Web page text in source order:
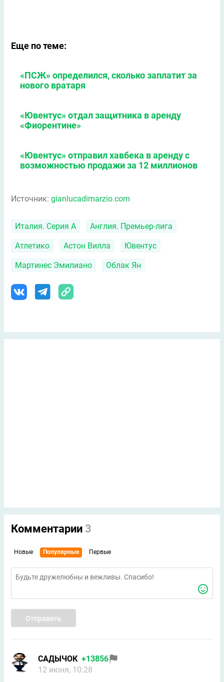
Еще по теме:
«ПСЖ» определился, сколько заплатит за
нового вратаря
«Ювентус» отдал защитника в аренду
«Фиорентине»
«Ювентус» отправил хавбека в аренду с
возможностью продажи за 12 миллионов
Источник: gianlucadimarzio.com
Италия. Серия А Англия. Премьер-лига
Атлетико Астон Вилла Ювентус
Мартинес Эмилиано Облак Ян
Комментарии 3
Новые Популярные Первые
Отправить
САДЫЧОК +13856
12 июня, 10:28